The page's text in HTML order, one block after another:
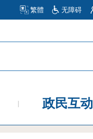
繁體 无障碍
政民互动